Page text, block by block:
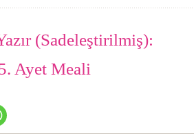
(Sadeleştirilmiş):
Ayet Meali